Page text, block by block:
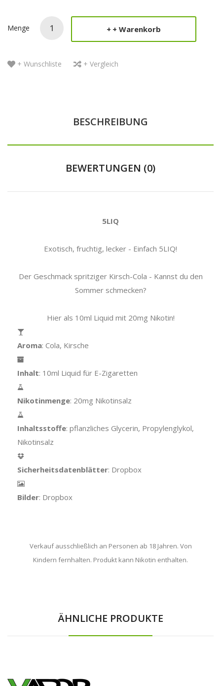
Menge + Warenkorb
+ Wunschliste + Vergleich
BESCHREIBUNG
BEWERTUNGEN (0)
5LIQ
Exotisch, fruchtig, lecker - Einfach 5LIQ!
Der Geschmack spritziger Kirsch-Cola - Kannst du den
Sommer schmecken?
Hier als 10ml Liquid mit 20mg Nikotin!
Aroma: Cola, Kirsche
Inhalt: 10ml Liquid für E-Zigaretten
Nikotinmenge: 20mg Nikotinsalz
Inhaltsstoffe: pflanzliches Glycerin, Propylenglykol,
Nikotinsalz
Sicherheitsdatenblätter: Dropbox
Bilder: Dropbox
Verkauf ausschließlich an Personen ab 18 Jahren. Von
Kindern fernhalten. Produkt kann Nikotin enthalten.
ÄHNLICHE PRODUKTE